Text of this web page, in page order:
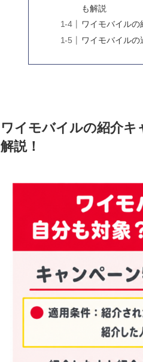
も解説
ワイモバイル
ワイモバイルの
ワイモバイルの紹介キ
解説！